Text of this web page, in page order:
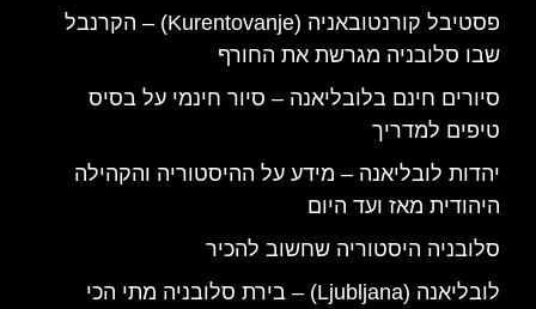
פסטיבל קורנטובאניה (Kurentovanje) – הקרנבל
שבו סלובניה מגרשת את החורף
סיורים חינם בלובליאנה – סיור חינמי על בסיס
טיפים למדריך
יהדות לובליאנה – מידע על ההיסטוריה והקהילה
היהודית מאז ועד היום
סלובניה היסטוריה שחשוב להכיר
לובליאנה (Ljubljana) – בירת סלובניה מתי הכי